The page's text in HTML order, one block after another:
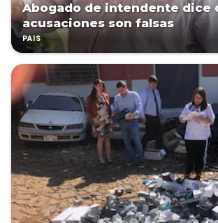
Abogado de intendente dice
acusaciones son falsas
PAÍS